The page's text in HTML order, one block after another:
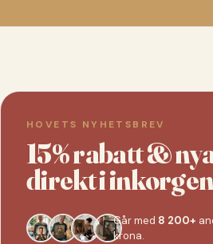
HOVETS NYHETSBREV
15% rabatt &
direkt i
Går med 8 200+
krona.